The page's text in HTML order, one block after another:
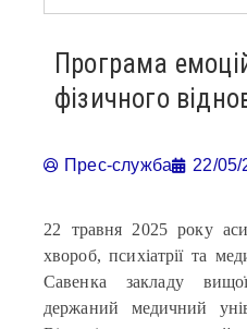
Програма
фізичного
Прес-служба 22/05/
22 травня 2025 року
хвороб, психіатрії та
Савенка закладу
держаний медичний